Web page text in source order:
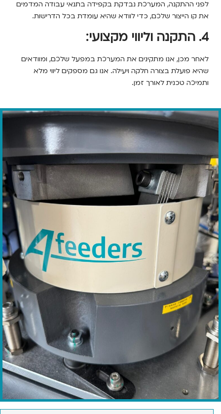
המערכת נבדקת בקפידה בתנאי עבודה המדמים
שלכם, כדי לוודא שהיא עומדת בכל הדרישות.
אנו מתקינים את המערכת במפעל שלכם, ומוודאים
בצורה חלקה ויעילה. אנו גם מספקים ליווי מלא
טכנית לאורך זמן.